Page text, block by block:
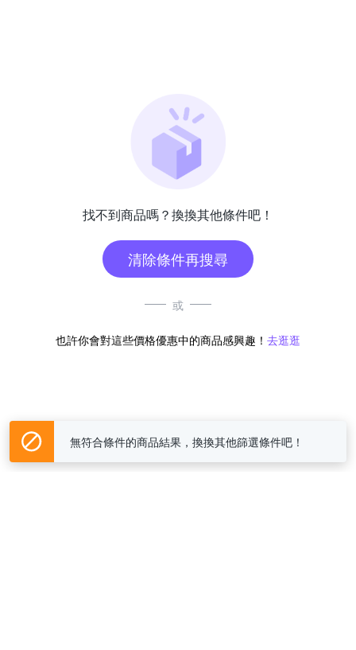
找不到商品嗎？換換其他條件吧！
清除條件再搜尋
或
也許你會對這些價格優惠中的商品感興趣！ 去逛逛
無符合條件的商品結果，換換其他篩選條件吧！